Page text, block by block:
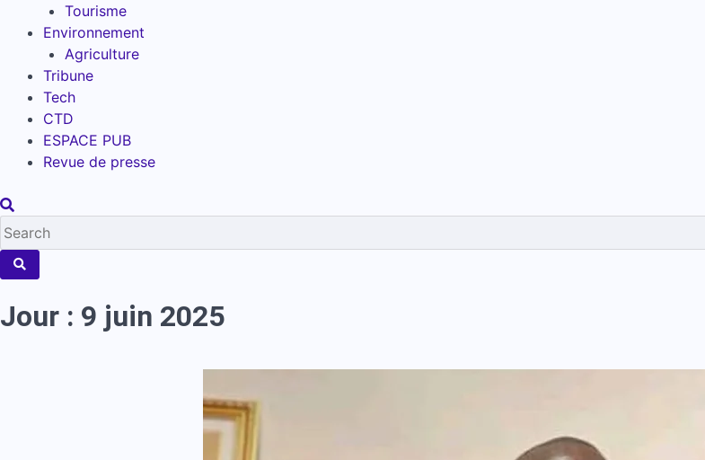
Tourisme
Environnement
Agriculture
Tribune
Tech
CTD
ESPACE PUB
Revue de presse
Jour : 9 juin 2025